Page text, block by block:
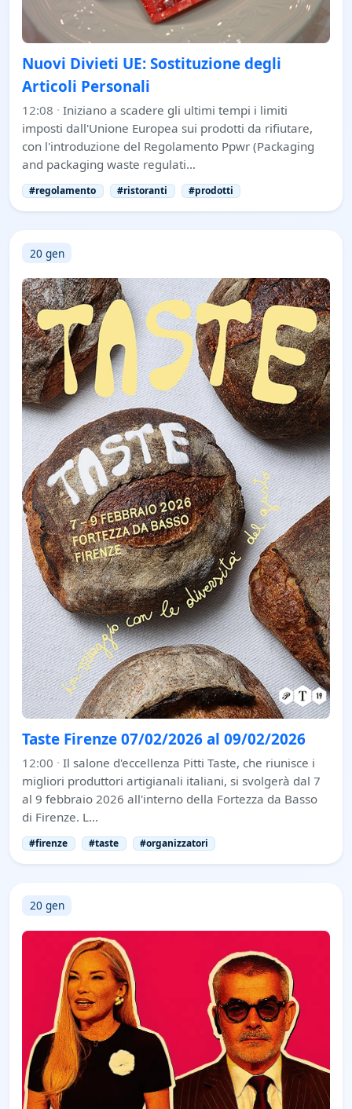
Nuovi Divieti UE: Sostituzione degli
Articoli Personali
12:08 · Iniziano a scadere gli ultimi tempi i limiti
imposti dall'Unione Europea sui prodotti da rifiutare,
con l'introduzione del Regolamento Ppwr (Packaging
and packaging waste regulati…
#regolamento #ristoranti #prodotti
20 gen
Taste Firenze 07/02/2026 al 09/02/2026
12:00 · Il salone d'eccellenza Pitti Taste, che riunisce i
migliori produttori artigianali italiani, si svolgerà dal 7
al 9 febbraio 2026 all'interno della Fortezza da Basso
di Firenze. L…
#firenze #taste #organizzatori
20 gen